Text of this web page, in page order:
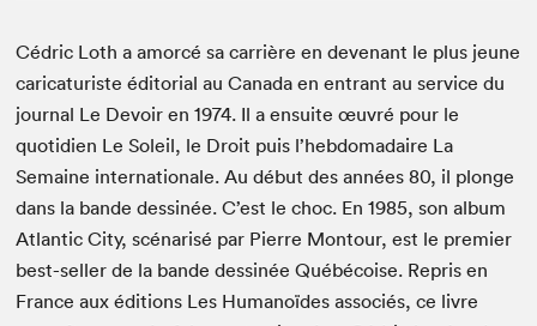
Cédric Loth a amorcé sa carrière en devenant le plus jeune
caricaturiste éditorial au Canada en entrant au service du
journal Le Devoir en 1974. Il a ensuite œuvré pour le
quotidien Le Soleil, le Droit puis l’hebdomadaire La
Semaine internationale. Au début des années 80, il plonge
dans la bande dessinée. C’est le choc. En 1985, son album
Atlantic City, scénarisé par Pierre Montour, est le premier
best-seller de la bande dessinée Québécoise. Repris en
France aux éditions Les Humanoïdes associés, ce livre